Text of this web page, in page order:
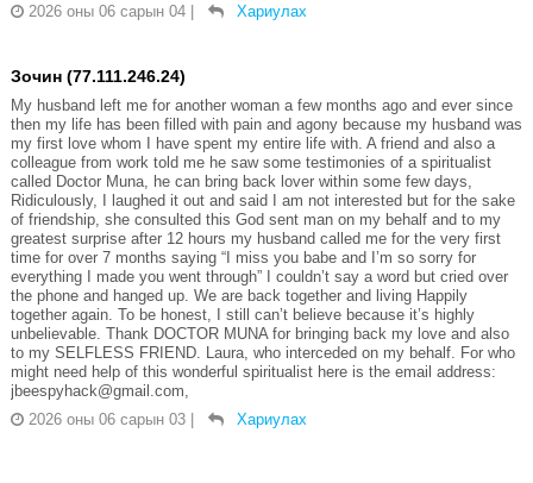
2026 оны 06 сарын 04
Хариулах
Зочин (77.111.246.24)
My husband left me for another woman a few months ago and ever since
then my life has been filled with pain and agony because my husband was
my first love whom I have spent my entire life with. A friend and also a
colleague from work told me he saw some testimonies of a spiritualist
called Doctor Muna, he can bring back lover within some few days,
Ridiculously, I laughed it out and said I am not interested but for the sake
of friendship, she consulted this God sent man on my behalf and to my
greatest surprise after 12 hours my husband called me for the very first
time for over 7 months saying “I miss you babe and I’m so sorry for
everything I made you went through” I couldn’t say a word but cried over
the phone and hanged up. We are back together and living Happily
together again. To be honest, I still can’t believe because it’s highly
unbelievable. Thank DOCTOR MUNA for bringing back my love and also
to my SELFLESS FRIEND. Laura, who interceded on my behalf. For who
might need help of this wonderful spiritualist here is the email address:
jbeespyhack@gmail.com,
2026 оны 06 сарын 03
Хариулах